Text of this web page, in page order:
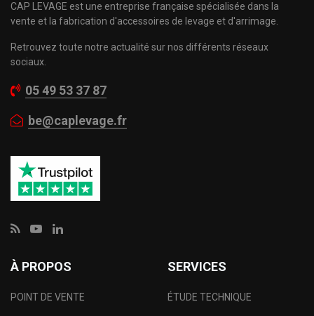
CAP LEVAGE est une entreprise française spécialisée dans la
vente et la fabrication d'accessoires de levage et d'arrimage.
Retrouvez toute notre actualité sur nos différents réseaux
sociaux.
05 49 53 37 87
be@caplevage.fr
À PROPOS
POINT DE VENTE
SERVICES
ÉTUDE TECHNIQUE